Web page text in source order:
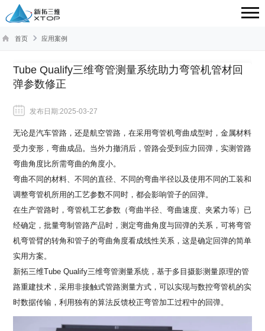
首页 应用案例
Tube Qualify三维弯管测量系统助力弯管机管材回
弹参数修正
发布日期:2025-03-27
无论是汽车管路，还是航空管路，在采用弯管机弯曲成型时，金属材料
受力变形，弯曲成品。当外力撤消后，管路会受到应力回弹，实测管路
弯曲角度比所需弯曲的角度小。
弯曲不同的材料、不同的直径、不同的弯曲半径以及使用不同的工装和
调整弯管机所用的工艺参数不同时，都会影响管子的回弹。
在生产管路时，弯管机工艺参数（弯曲半径、弯曲速度、夹紧力等）已
经确定，批量弯制管路产品时，测定弯曲角度与回弹的关系，可将弯管
机弯管臂的转角和管子的弯曲角度看成线性关系，这是确定回弹的简单
实用方案。
新拓三维Tube Qualify三维弯管测量系统，基于多目摄影测量原理的管
路重建技术，采用非接触式管路测量方式，可以实现与数控弯管机的实
时数据传输，利用独有的算法反馈校正弯管加工过程中的回弹。